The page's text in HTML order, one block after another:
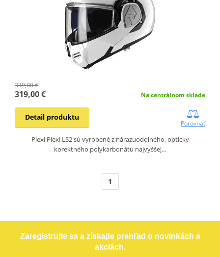
339,00 €
319,00 € Na centrálnom sklade
Detail produktu
Porovnať
Plexi Plexi LS2 sú vyrobené z nárazuodolného, opticky
korektného polykarbonátu najvyššej…
1
Zaregistrujte sa a získajte prehľad o novinkách a
akciách.